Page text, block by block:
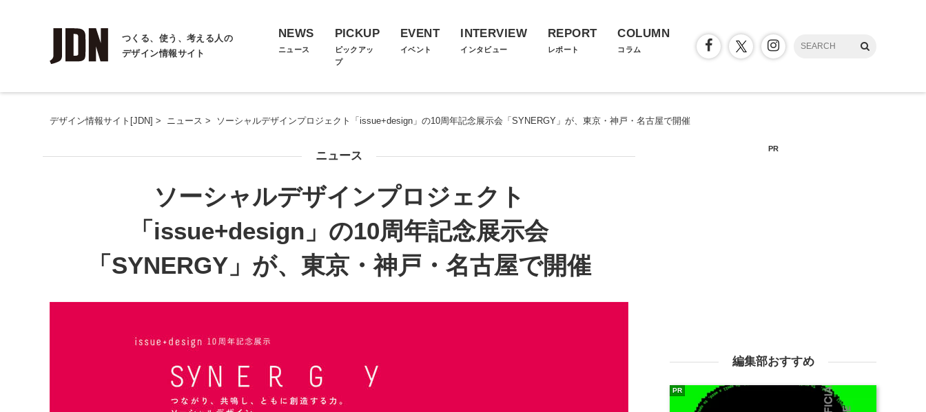
つくる、使う、考える人の
デザイン情報サイト
NEWS
ニュース
PICKUP
ピックアッ
プ
EVENT
イベント
INTERVIEW
インタビュー
REPORT
レポート
COLUMN
コラム
デザイン情報サイト[JDN] > ニュース > ソーシャルデザインプロジェクト「issue+design」の10周年記念展示会「SYNERGY」が、東京・神戸・名古屋で開催
ニュース
ソーシャルデザインプロジェクト
「issue+design」の10周年記念展示会
「SYNERGY」が、東京・神戸・名古屋で開催
PR
編集部おすすめ
PR